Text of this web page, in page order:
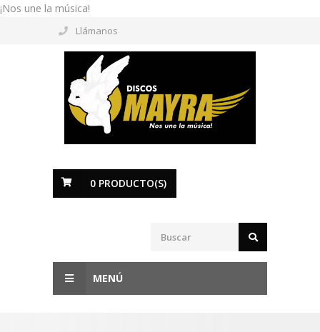
¡Nos une la música!
Llámanos
0 PRODUCTO(S)
MENÚ